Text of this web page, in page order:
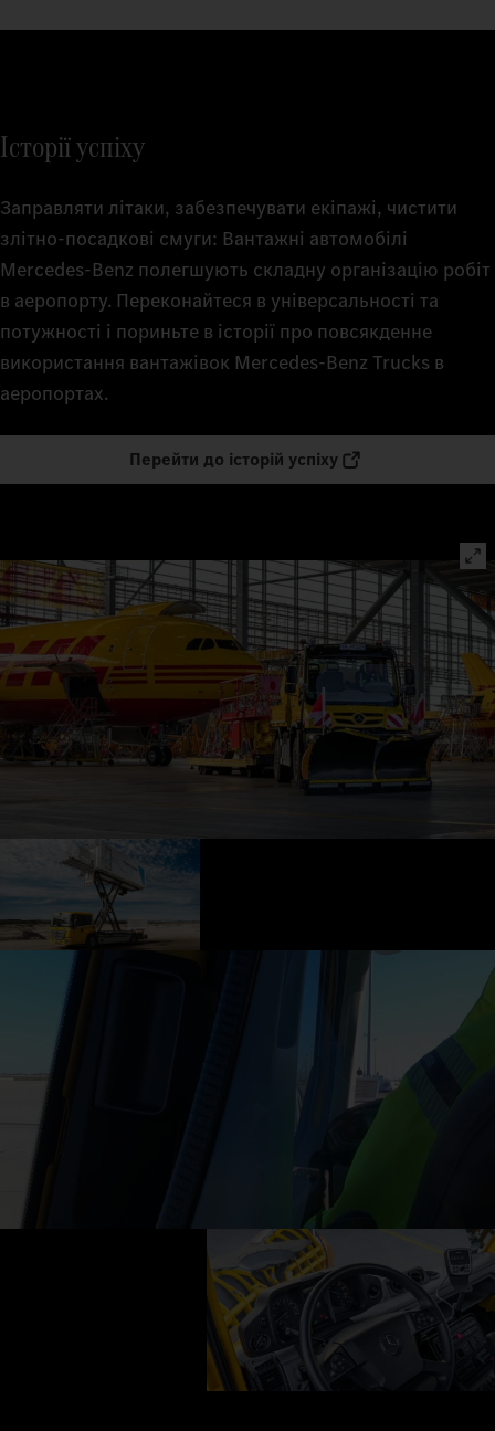
Історії успіху
Заправляти літаки, забезпечувати екіпажі, чистити
злітно-посадкові смуги: Вантажні автомобілі
Mercedes‑Benz полегшують складну організацію робіт
в аеропорту. Переконайтеся в універсальності та
потужності і пориньте в історії про повсякденне
використання вантажівок Mercedes‑Benz Trucks в
аеропортах.
Перейти до історій успіху